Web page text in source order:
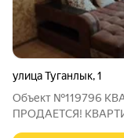
улица Туганлык,1
Объект №119796
ПРОДАЕТСЯ!